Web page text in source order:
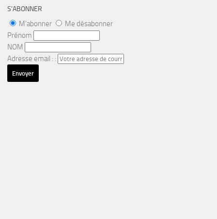
S’ABONNER
M'abonner
Me désabonner
Prénom
NOM
Adresse email : :